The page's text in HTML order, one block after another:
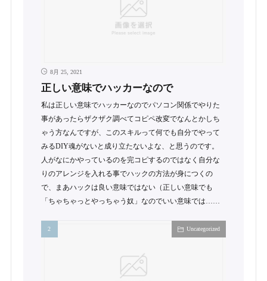
8月 25, 2021
正しい意味でハッカーなので
私は正しい意味でハッカーなのでパソコン関係でやりた
事があったらザクザク調べてコピペ改変でなんとかしち
ゃう方なんですが、このスキルって何でも自分でやって
みるDIY魂がないと成り立たないよな、と思うのです。
人がなにかやっているのを完コピするのではなく自分な
りのアレンジを入れる事でハックの方法が身につくの
で、まあハックは良い意味ではない（正しい意味でも
「ちゃちゃっとやっちゃう奴」なのでいい意味では……
Uncategorized